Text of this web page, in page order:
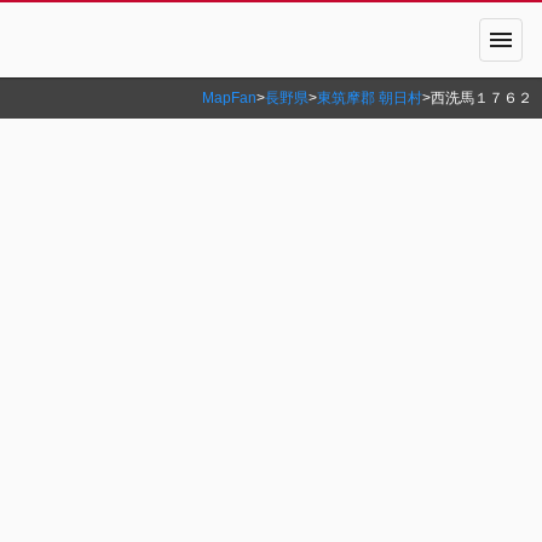
menu
MapFan>長野県>東筑摩郡 朝日村>西洗馬１７６２